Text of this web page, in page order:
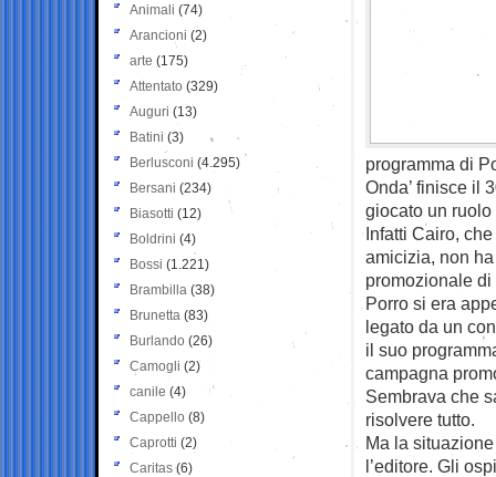
programma di
Onda’ finisce il
giocato un
Infatti Cairo,
amicizia, non
promozionale di
Porro si era
legato da un
il suo
campagna
Sembrava che
risolvere tutto.
Ma la
l’editore. Gli
Animali (74)
Arancioni (2)
arte (175)
Attentato (329)
Auguri (13)
Batini (3)
Berlusconi (4.295)
Bersani (234)
Biasotti (12)
Boldrini (4)
Bossi (1.221)
Brambilla (38)
Brunetta (83)
Burlando (26)
Camogli (2)
canile (4)
Cappello (8)
Caprotti (2)
Caritas (6)